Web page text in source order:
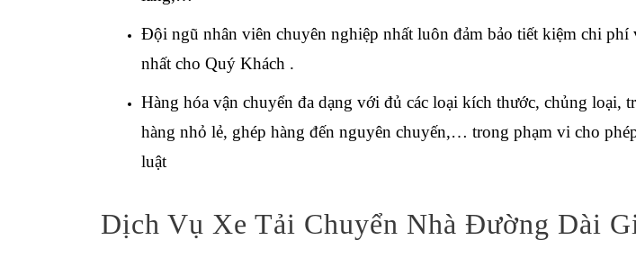
Đội ngũ nhân viên chuyên nghiệp nhất luôn đảm bảo tiết kiệm chi phí
nhất cho Quý Khách .
Hàng hóa vận chuyển đa dạng với đủ các loại kích thước, chủng loại,
hàng nhỏ lẻ, ghép hàng đến nguyên chuyến,… trong phạm vi cho
luật
Dịch Vụ Xe Tải Chuyển Nhà Đường Dài